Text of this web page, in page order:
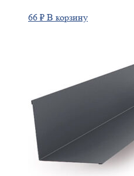
66 ₽ В корзину